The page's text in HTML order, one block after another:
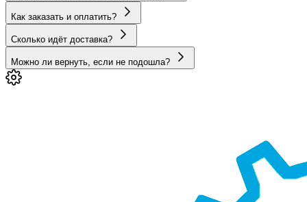
Как заказать и оплатить?
Сколько идёт доставка?
Можно ли вернуть, если не подошла?